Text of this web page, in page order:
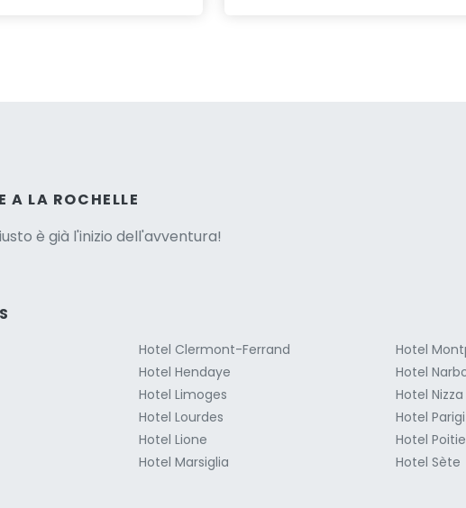
A LA ROCHELLE
è già l'inizio dell'avventura!
Hotel Clermont-Ferrand
Hotel Hendaye
Hotel Limoges
Hotel Lourdes
Hotel Lione
Hotel Marsiglia
Hotel
Hotel
Hotel Nizza
Hotel Parigi
Hotel
Hotel Sète